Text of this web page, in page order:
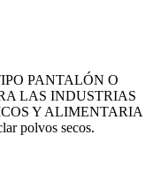
PANTALÓN O
LAS INDUSTRIAS
Y ALIMENTARIA
polvos secos.